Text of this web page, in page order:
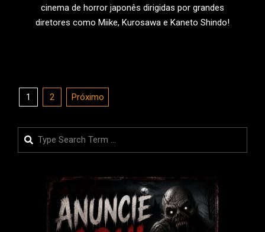
cinema de horror japonês dirigidas por grandes
diretores como Miike, Kurosawa e Kaneto Shindo!
Paginação
posts
1 2 Próximo
Search